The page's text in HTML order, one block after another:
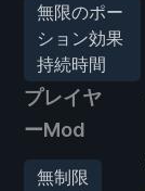
無限のポー
ション効果
持続時間
プレイヤ
ーMod
無制限